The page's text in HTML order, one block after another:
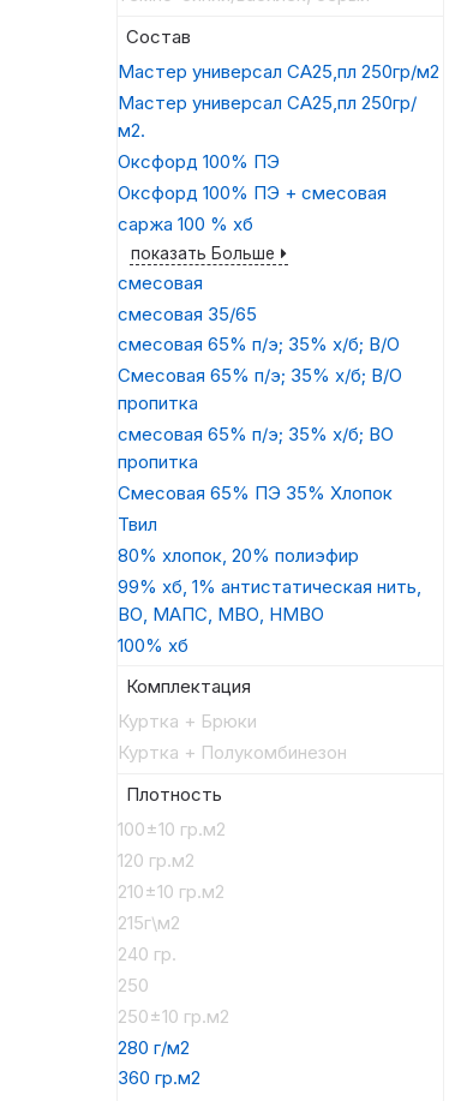
Состав
Мастер универсал СА25,пл 250гр/м2
Мастер универсал СА25,пл 250гр/
м2.
Оксфорд 100% ПЭ
Оксфорд 100% ПЭ + смесовая
саржа 100 % хб
показать Больше
смесовая
смесовая 35/65
смесовая 65% п/э; 35% х/б; В/О
Смесовая 65% п/э; 35% х/б; В/О
пропитка
смесовая 65% п/э; 35% х/б; ВО
пропитка
Смесовая 65% ПЭ 35% Хлопок
Твил
80% хлопок, 20% полиэфир
99% хб, 1% антистатическая нить,
ВО, МАПС, МВО, НМВО
100% хб
Комплектация
Куртка + Брюки
Куртка + Полукомбинезон
Плотность
100±10 гр.м2
120 гр.м2
210±10 гр.м2
215г\м2
240 гр.
250
250±10 гр.м2
280 г/м2
360 гр.м2